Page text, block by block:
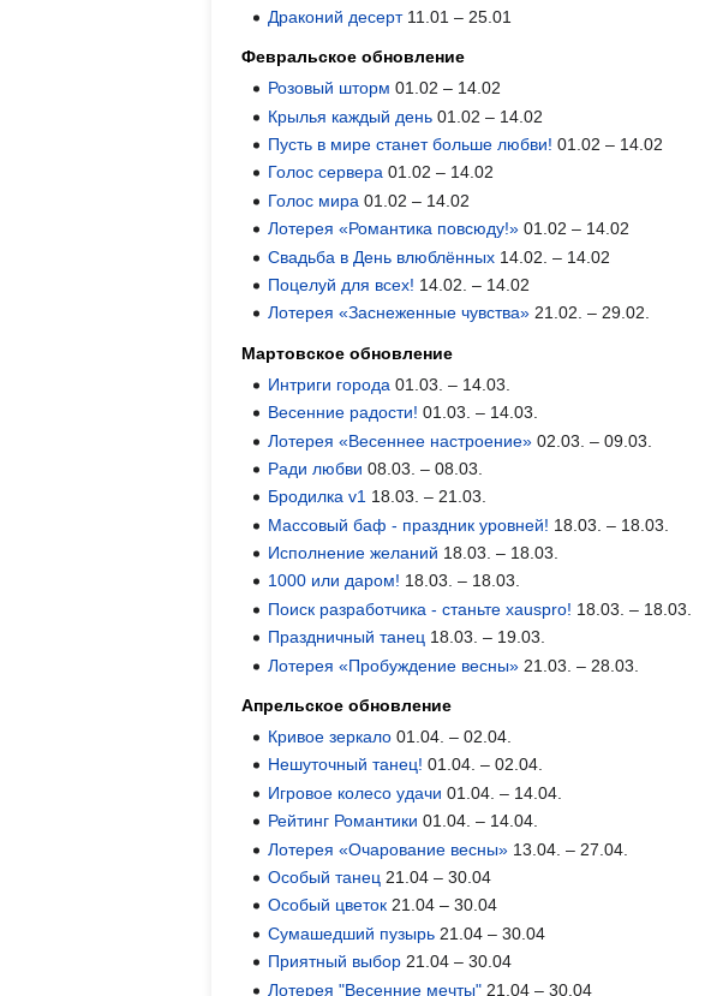
Драконий десерт11.01 – 25.01
Февральское обновление
Розовый шторм 01.02 – 14.02
Крылья каждый день 01.02 – 14.02
Пусть в мире станет больше любви! 01.02 – 14.02
Голос сервера 01.02 – 14.02
Голос мира 01.02 – 14.02
Лотерея «Романтика повсюду!» 01.02 – 14.02
Свадьба в День влюблённых 14.02. – 14.02
Поцелуй для всех! 14.02. – 14.02
Лотерея «Заснеженные чувства» 21.02. – 29.02.
Мартовское обновление
Интриги города 01.03. – 14.03.
Весенние радости! 01.03. – 14.03.
Лотерея «Весеннее настроение» 02.03. – 09.03.
Ради любви 08.03. – 08.03.
Бродилка v1 18.03. – 21.03.
Массовый баф - праздник уровней! 18.03. – 18.03.
Исполнение желаний 18.03. – 18.03.
1000 или даром! 18.03. – 18.03.
Поиск разработчика - станьте xauspro! 18.03. – 18.03.
Праздничный танец 18.03. – 19.03.
Лотерея «Пробуждение весны» 21.03. – 28.03.
Апрельское обновление
Кривое зеркало 01.04. – 02.04.
Нешуточный танец! 01.04. – 02.04.
Игровое колесо удачи 01.04. – 14.04.
Рейтинг Романтики 01.04. – 14.04.
Лотерея «Очарование весны» 13.04. – 27.04.
Особый танец 21.04 – 30.04
Особый цветок 21.04 – 30.04
Сумашедший пузырь 21.04 – 30.04
Приятный выбор 21.04 – 30.04
Лотерея "Весенние мечты" 21.04 – 30.04